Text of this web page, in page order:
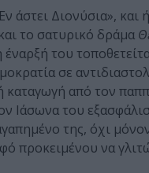
Διονύσια», και
το σατυρικό δράμα
του
σε
καταγωγή από τον
Ιάσωνα του
της, όχι
προκειμένου να